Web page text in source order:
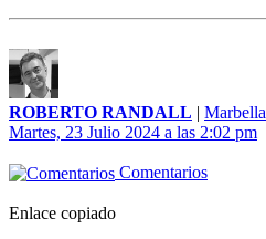
ROBERTO RANDALL | Marbella
Martes, 23 Julio 2024 a las 2:02 pm
Comentarios
Enlace copiado